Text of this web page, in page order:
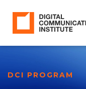
DCI PROGRAM